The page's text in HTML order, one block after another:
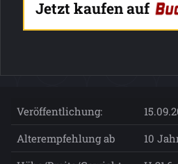
Jetzt kaufen auf
Veröffentlichung:
Alterempfehlung ab
10